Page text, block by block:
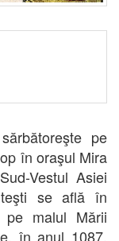
pe
în oraşul Mira
Vestul Asiei
se află în
pe malul Mării
în anul 1087,